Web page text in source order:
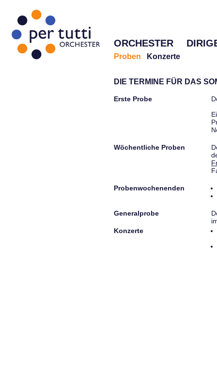
ORCHESTER
Proben Konzerte
DIE TERMINE FÜR DAS
Erste Probe
Wöchentliche Proben
Probenwochenenden
Generalprobe
Konzerte